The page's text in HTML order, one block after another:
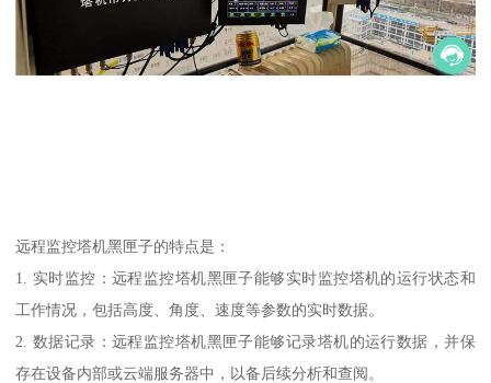
远程监控塔机黑匣子的特点是：
1. 实时监控：远程监控塔机黑匣子能够实时监控塔机的运行状态和
工作情况，包括高度、角度、速度等参数的实时数据。
2. 数据记录：远程监控塔机黑匣子能够记录塔机的运行数据，并保
存在设备内部或云端服务器中，以备后续分析和查阅。